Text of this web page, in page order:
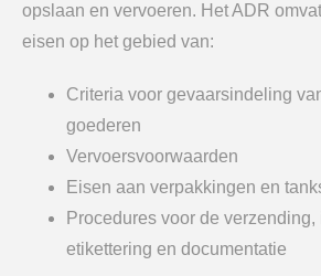
opslaan en vervoeren. Het ADR
eisen op het gebied van:
Criteria voor gevaarsindeling
goederen
Vervoersvoorwaarden
Eisen aan verpakkingen en
Procedures voor de
etikettering en documentatie